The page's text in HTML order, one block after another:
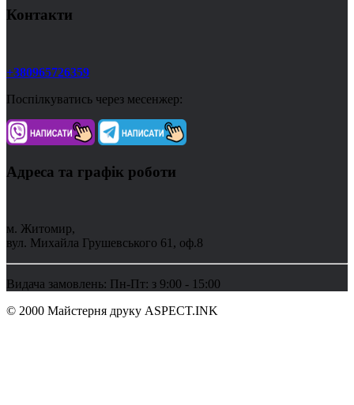
Контакти
+380965726359
Поспілкуватись через месенжер:
Адреса та графік роботи
м. Житомир,
вул. Михайла Грушевського 61, оф.8
Видача замовлень: Пн-Пт: з 9:00 - 15:00
© 2000 Майстерня друку ASPECT.INK